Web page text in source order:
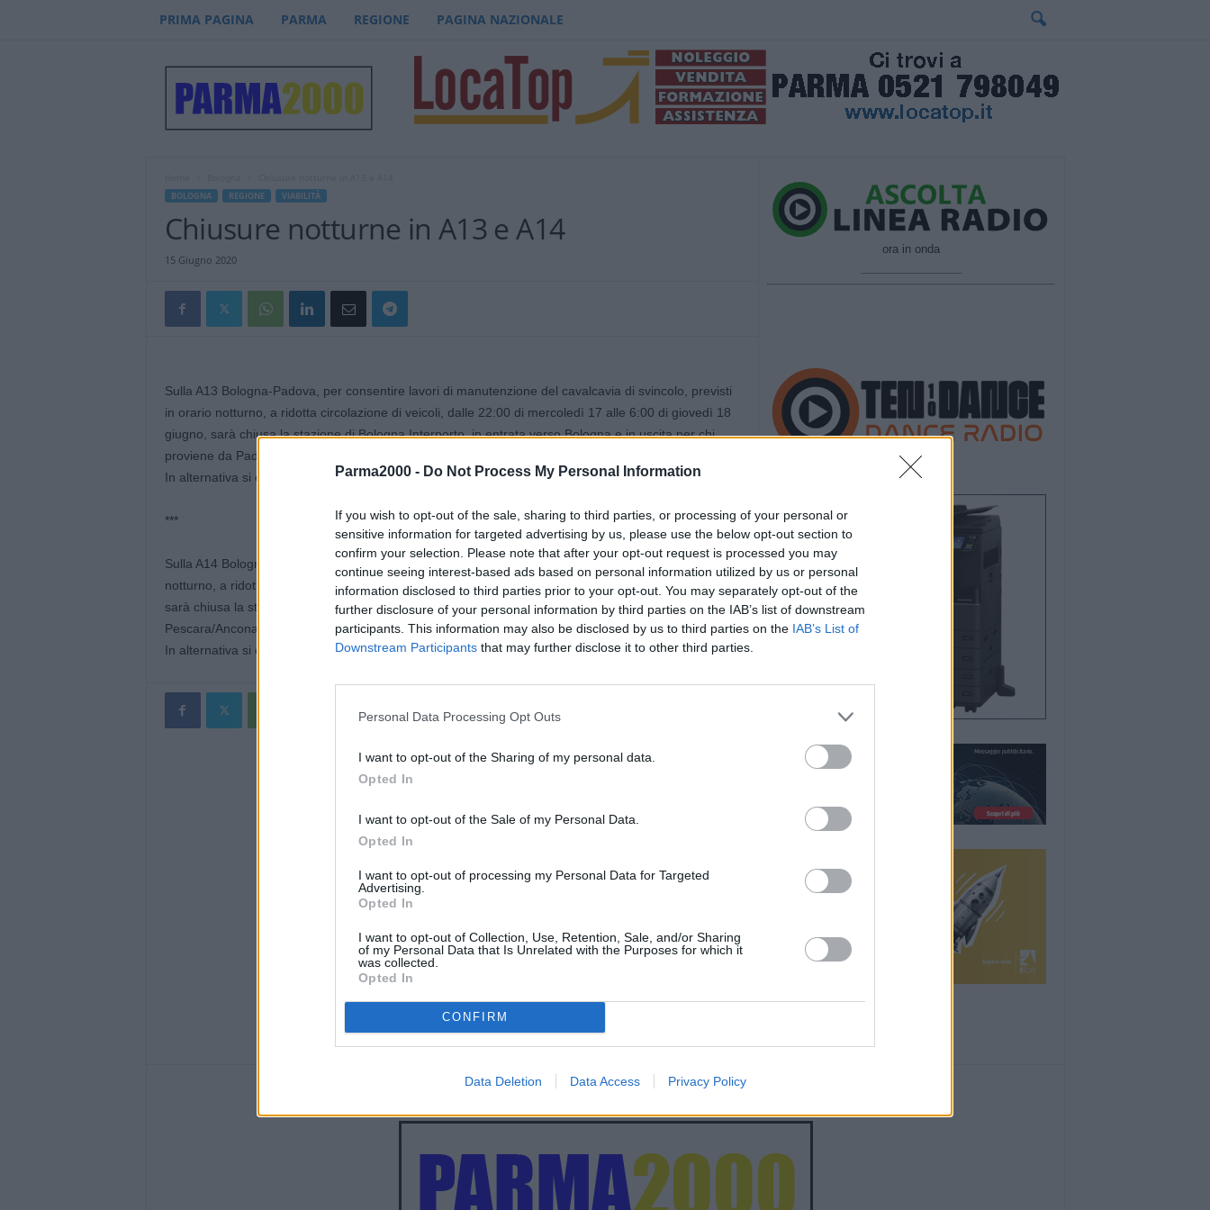
Parma2000 - Do Not Process My Personal Information
If you wish to opt-out of the sale, sharing to third parties, or processing of your personal or
sensitive information for targeted advertising by us, please use the below opt-out section to
confirm your selection. Please note that after your opt-out request is processed you may
continue seeing interest-based ads based on personal information utilized by us or personal
information disclosed to third parties prior to your opt-out. You may separately opt-out of the
further disclosure of your personal information by third parties on the IAB’s list of downstream
participants. This information may also be disclosed by us to third parties on the IAB’s List of
Downstream Participants that may further disclose it to other third parties.
Personal Data Processing Opt Outs
I want to opt-out of the Sharing of my personal data.
Opted In
I want to opt-out of the Sale of my Personal Data.
Opted In
I want to opt-out of processing my Personal Data for Targeted
Advertising.
Opted In
I want to opt-out of Collection, Use, Retention, Sale, and/or Sharing
of my Personal Data that Is Unrelated with the Purposes for which it
was collected.
Opted In
CONFIRM
Data Deletion Data Access Privacy Policy
PRIMA PAGINA PARMA REGIONE PAGINA NAZIONALE
BOLOGNA REGIONE VIABILITÀ
Chiusure notturne in A13 e A14
15 Giugno 2020
Sulla A13 Bologna-Padova, per consentire lavori di manutenzione del cavalcavia di svincolo, previsti
in orario notturno, a ridotta circolazione di veicoli, dalle 22:00 di mercoledì 17 alle 6:00 di giovedì 18
giugno, sarà chiusa la stazione di Bologna Interporto, in entrata verso Bologna e in uscita per chi
proviene da Padova.
In alternativa si consiglia di utilizzare la stazione di Altedo o di Bologna Arcoveggio.
***
Sulla A14 Bologna-Taranto, per lavori di manutenzione delle barriere di sicurezza, previsti in orario
notturno, a ridotta circolazione di veicoli, dalle 22:00 di giovedì 18 alle 6:00 di venerdì 19 giugno,
sarà chiusa la stazione di Cesena nord, in entrata verso Bologna e in uscita per chi proviene da
Pescara/Ancona.
In alternativa si consiglia di utilizzare la stazione di Cesena o di Forlì.
ora in onda